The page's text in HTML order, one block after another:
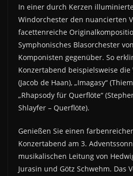
In einer durch Kerzen
Windorchester den nuancierten
facettenreiche
Symphonisches Blasorchester
Komponisten gegenüber. So
Konzertabend beispielsweise die
(Jacob de Haan), „Imagasy“
„Rhapsody für Querflöte“
Shlayfer – Querflöte).
Genießen Sie einen
Konzertabend am 3.
musikalischen Leitung von
Jurasin und Götz Schwehm. Das